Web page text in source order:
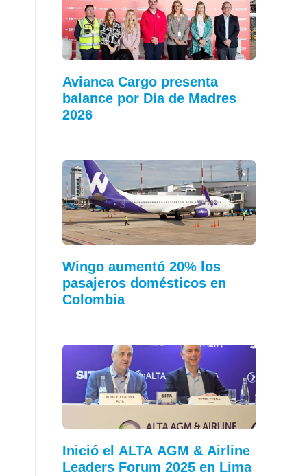
Avianca Cargo presenta
balance por Día de Madres
2026
Wingo aumentó 20% los
pasajeros domésticos en
Colombia
Inició el ALTA AGM & Airline
Leaders Forum 2025 en Lima